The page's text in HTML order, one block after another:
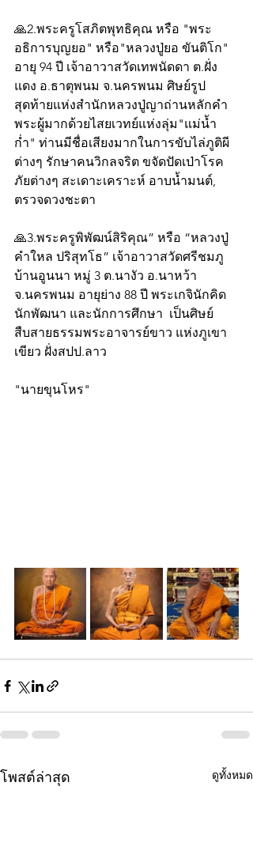
🙏2.พระครูโสภิตพุทธิคุณ หรือ "พระ
อธิการบุญยอ" หรือ"หลวงปู่ยอ ขันติโก"
อายุ 94 ปี เจ้าอาวาสวัดเทพนัดดา ต.ฝั่ง
แดง อ.ธาตุพนม จ.นครพนม ศิษย์รูป
สุดท้ายแห่งสำนักหลวงปู่ญาถ่านหลักคำ
พระผู้มากด้วยไสยเวทย์แห่งลุ่ม"แม่น้ำ
ก่ำ" ท่านมีชื่อเสียงมากในการขับไล่ภูติผี
ต่างๆ รักษาคนวิกลจริต ขจัดปัดเป่าโรค
ภัยต่างๆ สะเดาะเคราะห์ อาบน้ำมนต์,
ตรวจดวงชะตา
🙏3.พระครูพิพัฒน์สิริคุณ” หรือ “หลวงปู่
คำใหล ปริสุทโธ” เจ้าอาวาสวัดศรีชมภู
บ้านอูนนา หมู่ 3 ต.นางัว อ.นาหว้า
จ.นครพนม อายุย่าง 88 ปี พระเกจินักคิด
นักพัฒนา และนักการศึกษา  เป็นศิษย์
สืบสายธรรมพระอาจารย์ขาว แห่งภูเขา
เขียว ฝั่งสปป.ลาว
"นายขุนโหร"
โพสต์ล่าสุด ดูทั้งหมด